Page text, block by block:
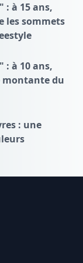
: à 15 ans,
les sommets
: à 10 ans,
montante du
: une